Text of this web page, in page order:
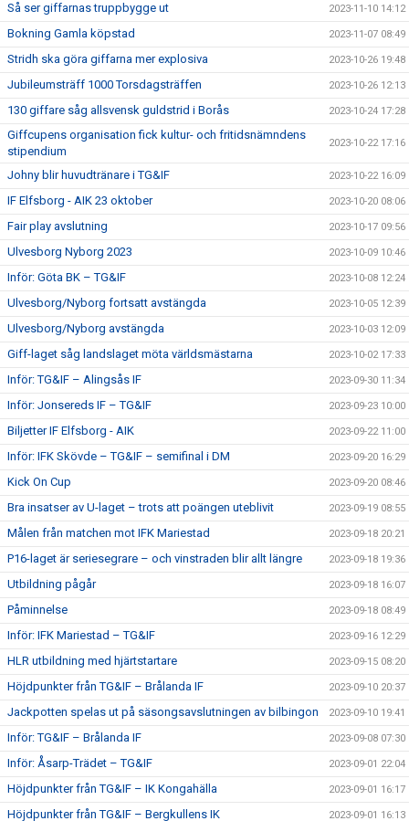
Så ser giffarnas truppbygge ut 2023-11-10 14:12
Bokning Gamla köpstad 2023-11-07 08:49
Stridh ska göra giffarna mer explosiva 2023-10-26 19:48
Jubileumsträff 1000 Torsdagsträffen 2023-10-26 12:13
130 giffare såg allsvensk guldstrid i Borås 2023-10-24 17:28
Giffcupens organisation fick kultur- och fritidsnämndens
stipendium
2023-10-22 17:16
Johny blir huvudtränare i TG&IF 2023-10-22 16:09
IF Elfsborg - AIK 23 oktober 2023-10-20 08:06
Fair play avslutning 2023-10-17 09:56
Ulvesborg Nyborg 2023 2023-10-09 10:46
Inför: Göta BK – TG&IF 2023-10-08 12:24
Ulvesborg/Nyborg fortsatt avstängda 2023-10-05 12:39
Ulvesborg/Nyborg avstängda 2023-10-03 12:09
Giff-laget såg landslaget möta världsmästarna 2023-10-02 17:33
Inför: TG&IF – Alingsås IF 2023-09-30 11:34
Inför: Jonsereds IF – TG&IF 2023-09-23 10:00
Biljetter IF Elfsborg - AIK 2023-09-22 11:00
Inför: IFK Skövde – TG&IF – semifinal i DM 2023-09-20 16:29
Kick On Cup 2023-09-20 08:46
Bra insatser av U-laget – trots att poängen uteblivit 2023-09-19 08:55
Målen från matchen mot IFK Mariestad 2023-09-18 20:21
P16-laget är seriesegrare – och vinstraden blir allt längre 2023-09-18 19:36
Utbildning pågår 2023-09-18 16:07
Påminnelse 2023-09-18 08:49
Inför: IFK Mariestad – TG&IF 2023-09-16 12:29
HLR utbildning med hjärtstartare 2023-09-15 08:20
Höjdpunkter från TG&IF – Brålanda IF 2023-09-10 20:37
Jackpotten spelas ut på säsongsavslutningen av bilbingon 2023-09-10 19:41
Inför: TG&IF – Brålanda IF 2023-09-08 07:30
Inför: Åsarp-Trädet – TG&IF 2023-09-01 22:04
Höjdpunkter från TG&IF – IK Kongahälla 2023-09-01 16:17
Höjdpunkter från TG&IF – Bergkullens IK 2023-09-01 16:13